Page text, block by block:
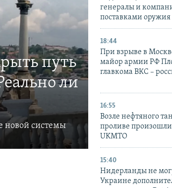
путь
ли
новой системы
генералы и
поставками
18:44
При взрыве в
майор армии РФ
главкома ВКС –
16:55
Возле нефтяного
проливе произошли
UKMTO
15:40
Нидерланды не
Украине